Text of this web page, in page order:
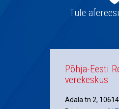
navigatsioon
Tule
Põhja-Eesti
verekeskus
Ädala tn 2,